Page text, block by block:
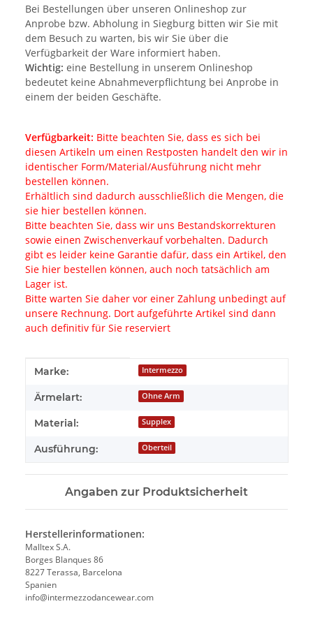
Bei Bestellungen über unseren Onlineshop zur
Anprobe bzw. Abholung in Siegburg bitten wir Sie mit
dem Besuch zu warten, bis wir Sie über die
Verfügbarkeit der Ware informiert haben.
Wichtig: eine Bestellung in unserem Onlineshop
bedeutet keine Abnahmeverpflichtung bei Anprobe in
einem der beiden Geschäfte.
Verfügbarkeit: Bitte beachten Sie, dass es sich bei
diesen Artikeln um einen Restposten handelt den wir in
identischer Form/Material/Ausführung nicht mehr
bestellen können.
Erhältlich sind dadurch ausschließlich die Mengen, die
sie hier bestellen können.
Bitte beachten Sie, dass wir uns Bestandskorrekturen
sowie einen Zwischenverkauf vorbehalten. Dadurch
gibt es leider keine Garantie dafür, dass ein Artikel, den
Sie hier bestellen können, auch noch tatsächlich am
Lager ist.
Bitte warten Sie daher vor einer Zahlung unbedingt auf
unsere Rechnung. Dort aufgeführte Artikel sind dann
auch definitiv für Sie reserviert
Produkteigenschaft
Wert
Marke: Intermezzo
Ärmelart: Ohne Arm
Material: Supplex
Ausführung: Oberteil
Angaben zur Produktsicherheit
Herstellerinformationen:
Malltex S.A.
Borges Blanques 86
8227 Terassa, Barcelona
Spanien
info@intermezzodancewear.com